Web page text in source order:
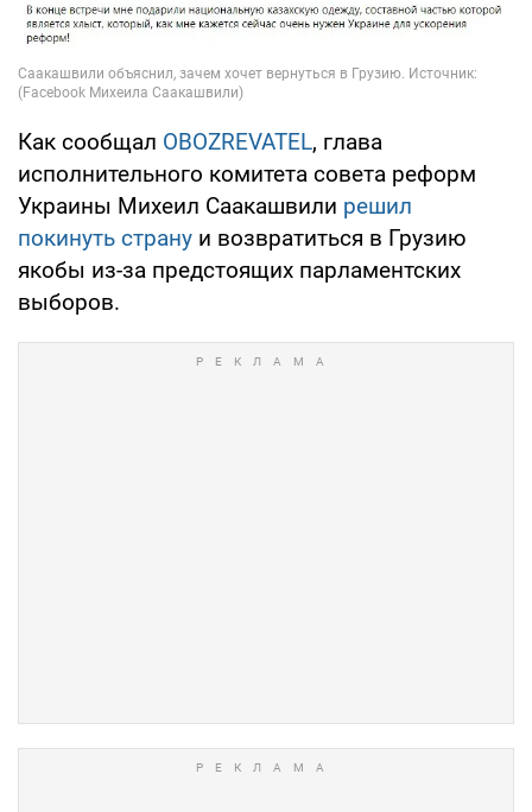
Как сообщал OBOZREVATEL, глава
исполнительного комитета совета реформ
Украины Михеил Саакашвили решил
покинуть страну и возвратиться в Грузию
якобы из-за предстоящих парламентских
выборов.